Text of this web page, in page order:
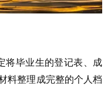
将毕业生的登记表、成
料整理成完整的个人档